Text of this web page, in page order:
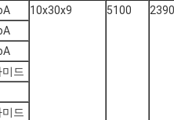
10x30x9 5100 2390
드
드